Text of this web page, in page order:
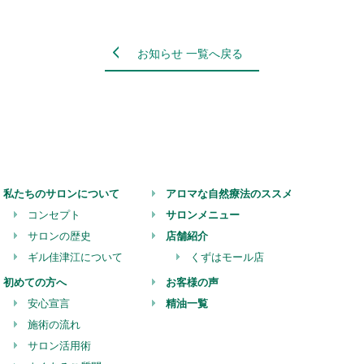
お知らせ 一覧へ戻る
私たちのサロンについて
コンセプト
サロンの歴史
ギル佳津江について
初めての方へ
安心宣言
施術の流れ
サロン活用術
アロマな自然療法のススメ
サロンメニュー
店舗紹介
くずはモール店
お客様の声
精油一覧